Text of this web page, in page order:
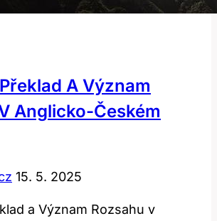
A Význam
Anglicko-Českém
15. 5. 2025
a Význam Rozsahu v